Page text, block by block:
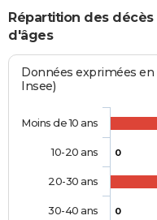
Répartition des décès
d'âges
Données exprimées en
Insee)
0
0
Moins de 10 ans
10-20 ans
20-30 ans
30-40 ans